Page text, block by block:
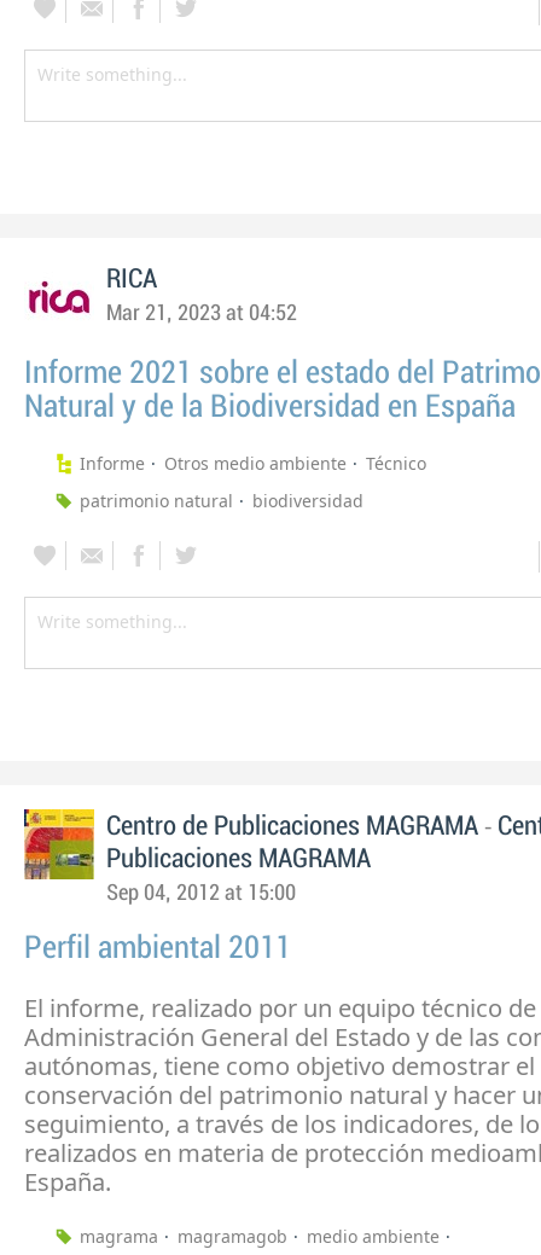
RICA
Mar 21, 2023 at 04:52
Informe 2021 sobre el estado del
Natural y de la Biodiversidad en España
Informe Otros medio ambiente
Técnico
patrimonio natural
biodiversidad
Centro de Publicaciones MAGRAMA -
Publicaciones MAGRAMA
Sep 04, 2012 at 15:00
Perfil ambiental 2011
El informe, realizado por un equipo técnico
Administración General del Estado y de las
autónomas, tiene como objetivo demostrar el
conservación del patrimonio natural y hacer
seguimiento, a través de los indicadores, de
realizados en materia de protección
España.
magrama magramagob
medio ambiente